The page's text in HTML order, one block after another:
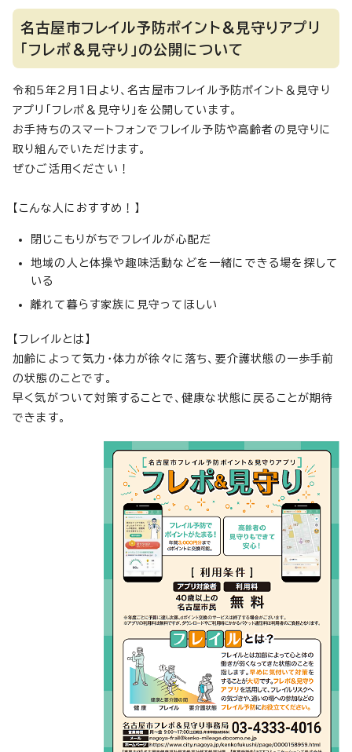
名古屋市フレイル予防ポイント＆見守りアプリ
「フレポ＆見守り」の公開について
令和5年2月1日より、名古屋市フレイル予防ポイント＆見守り
アプリ「フレポ＆見守り」を公開しています。
お手持ちのスマートフォンでフレイル予防や高齢者の見守りに
取り組んでいただけます。
ぜひご活用ください！
【こんな人におすすめ！】
閉じこもりがちでフレイルが心配だ
地域の人と体操や趣味活動などを一緒にできる場を探して
いる
離れて暮らす家族に見守ってほしい
【フレイルとは】
加齢によって気力・体力が徐々に落ち、要介護状態の一歩手前
の状態のことです。
早く気がついて対策することで、健康な状態に戻ることが期待
できます。